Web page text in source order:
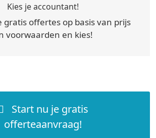
Kies je accountant!
gratis offertes op basis van prijs
voorwaarden en kies!
Start nu je gratis
offerteaanvraag!